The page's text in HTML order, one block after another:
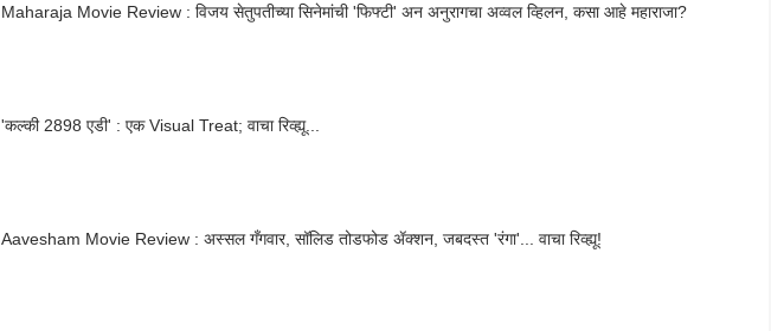
Maharaja Movie Review : विजय सेतुपतीच्या सिनेमांची 'फिफ्टी' अन अनुरागचा अव्वल व्हिलन, कसा आहे महाराजा?
'कल्की 2898 एडी' : एक Visual Treat; वाचा रिव्ह्यू...
Aavesham Movie Review : अस्सल गँगवार, सॉलिड तोडफोड ॲक्शन, जबदस्त 'रंगा'... वाचा रिव्ह्यू!